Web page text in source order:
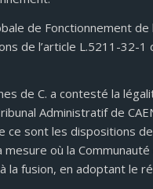
de Fonctionnement
de l’article L.5211-32-1
de C. a contesté la
Administratif de
ce sont les dispositions
où la
fusion, en adoptant le